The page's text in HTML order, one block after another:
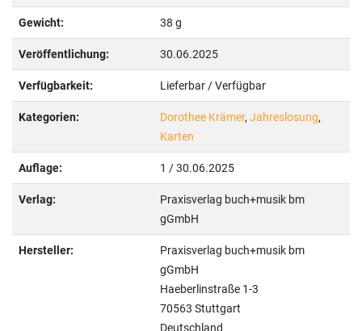
Gewicht: 38 g
Veröffentlichung: 30.06.2025
Verfügbarkeit: Lieferbar / Verfügbar
Kategorien: Dorothee Krämer, Jahreslosung,
Karten
Auflage: 1 / 30.06.2025
Verlag:
Praxisverlag buch+musik bm
gGmbH
Hersteller:
Praxisverlag buch+musik bm
gGmbH
Haeberlinstraße 1-3
70563 Stuttgart
Deutschland